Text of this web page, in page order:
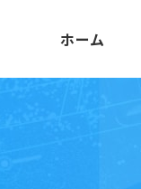
ホーム